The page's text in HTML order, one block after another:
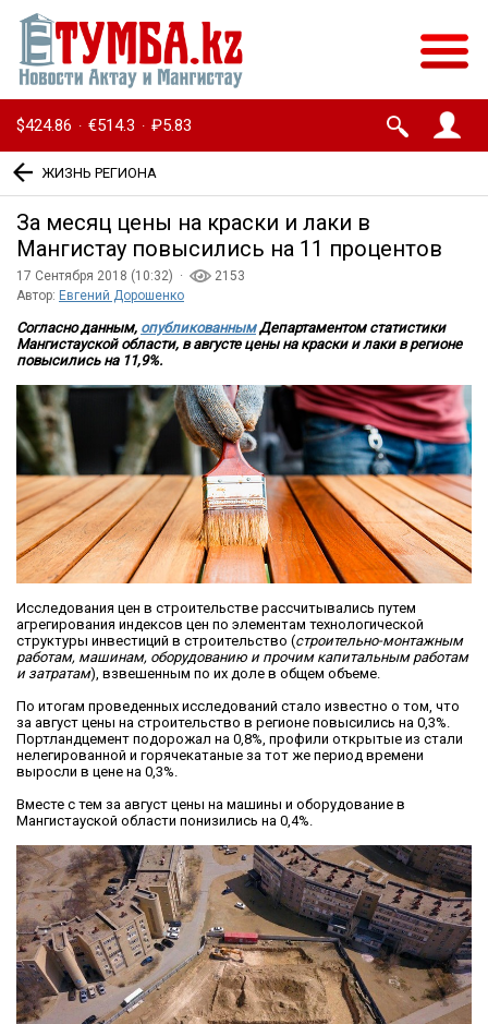
$424.86 · €514.3 · ₽5.83
ЖИЗНЬ РЕГИОНА
За месяц цены на краски и лаки в
Мангистау повысились на 11 процентов
17 Сентября 2018 (10:32) ·
2153
Автор: Евгений Дорошенко
Согласно данным, опубликованнымДепартаментом статистики
Мангистауской области, в августе цены на краски и лаки в регионе
повысились на 11,9%.
Исследования цен в строительстве рассчитывались путем
агрегирования индексов цен по элементам технологической
структуры инвестиций в строительство (строительно-монтажным
работам, машинам, оборудованию и прочим капитальным работам
и затратам), взвешенным по их доле в общем объеме.
По итогам проведенных исследований стало известно о том, что
за август цены на строительство в регионе повысились на 0,3%.
Портландцемент подорожал на 0,8%, профили открытые из стали
нелегированной и горячекатаные за тот же период времени
выросли в цене на 0,3%.
Вместе с тем за август цены на машины и оборудование в
Мангистауской области понизились на 0,4%.